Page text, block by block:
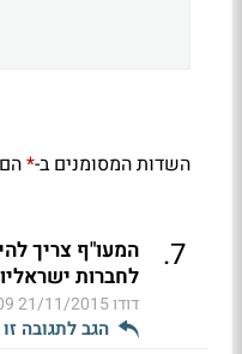
השדות המסומנים ב-*
7
.
המעו"ף צריך
לחברות
דודו21/11/2015 23:09
הגב לתגובה זו